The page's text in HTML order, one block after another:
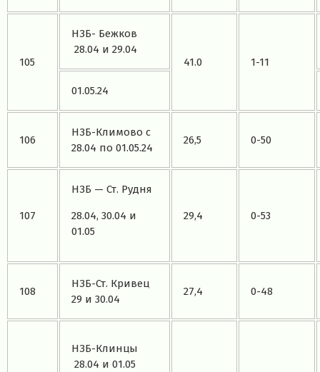
105
НЗБ- Бежков
28.04 и 29.04
41.0
1-11
01.05.24
106
НЗБ-Климово с
28.04 по 01.05.24
26,5 0-50
107
НЗБ — Ст. Рудня
28.04, 30.04 и
01.05
29,4 0-53
108
НЗБ-Ст. Кривец
29 и 30.04
27,4 0-48
НЗБ-Клинцы
28.04 и 01.05